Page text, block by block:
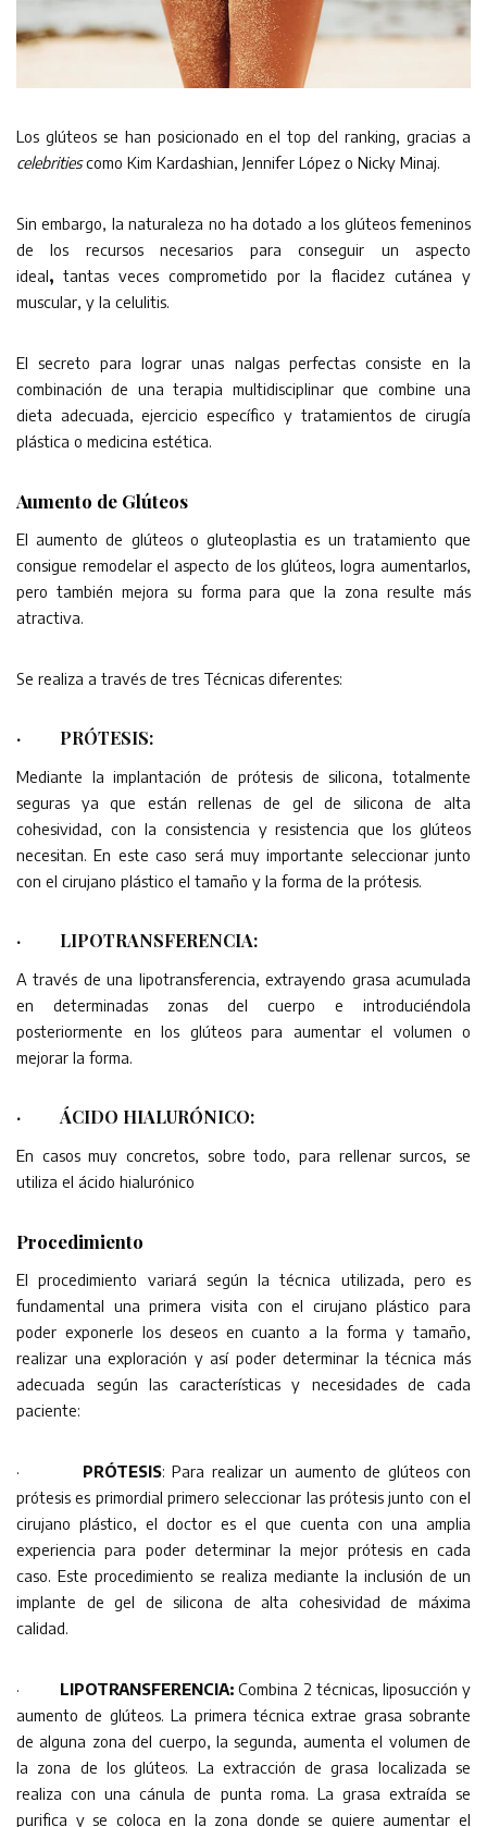
Los glúteos se han posicionado en el top del ranking, gracias a
celebritiescomo Kim Kardashian, Jennifer López o Nicky Minaj.
Sin embargo, la naturaleza no ha dotado a los glúteos femeninos
de los recursos necesarios para conseguir un aspecto
ideal, tantas veces comprometido por la flacidez cutánea y
muscular, y la celulitis.
El secreto para lograr unas nalgas perfectas consiste en la
combinación de una terapia multidisciplinar que combine una
dieta adecuada, ejercicio específico y tratamientos de cirugía
plástica o medicina estética.
Aumento de Glúteos
El aumento de glúteos o gluteoplastia es un tratamiento que
consigue remodelar el aspecto de los glúteos, logra aumentarlos,
pero también mejora su forma para que la zona resulte más
atractiva.
Se realiza a través de tres Técnicas diferentes:
· PRÓTESIS:
Mediante la implantación de prótesis de silicona, totalmente
seguras ya que están rellenas de gel de silicona de alta
cohesividad, con la consistencia y resistencia que los glúteos
necesitan. En este caso será muy importante seleccionar junto
con el cirujano plástico el tamaño y la forma de la prótesis.
· LIPOTRANSFERENCIA:
A través de una lipotransferencia, extrayendo grasa acumulada
en determinadas zonas del cuerpo e introduciéndola
posteriormente en los glúteos para aumentar el volumen o
mejorar la forma.
· ÁCIDO HIALURÓNICO:
En casos muy concretos, sobre todo, para rellenar surcos, se
utiliza el ácido hialurónico
Procedimiento
El procedimiento variará según la técnica utilizada, pero es
fundamental una primera visita con el cirujano plástico para
poder exponerle los deseos en cuanto a la forma y tamaño,
realizar una exploración y así poder determinar la técnica más
adecuada según las características y necesidades de cada
paciente:
· PRÓTESIS: Para realizar un aumento de glúteos con
prótesis es primordial primero seleccionar las prótesis junto con el
cirujano plástico, el doctor es el que cuenta con una amplia
experiencia para poder determinar la mejor prótesis en cada
caso. Este procedimiento se realiza mediante la inclusión de un
implante de gel de silicona de alta cohesividad de máxima
calidad.
· LIPOTRANSFERENCIA: Combina 2 técnicas, liposucción y
aumento de glúteos. La primera técnica extrae grasa sobrante
de alguna zona del cuerpo, la segunda, aumenta el volumen de
la zona de los glúteos. La extracción de grasa localizada se
realiza con una cánula de punta roma. La grasa extraída se
purifica y se coloca en la zona donde se quiere aumentar el